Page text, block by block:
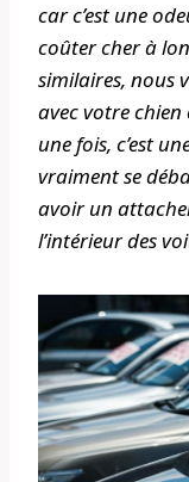
car c’est une
coûter cher à
similaires, nous
avec votre
une fois, c’est
vraiment se
avoir un
l’intérieur des